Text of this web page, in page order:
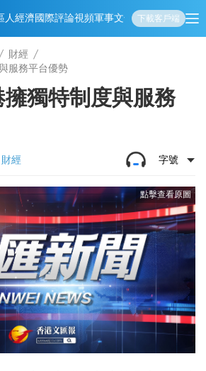
人經濟國際評論視頻軍事文化 娛樂生活教育體
下載客戶端
財經
服務平台優勢
獨特制度與服務
財經 字號